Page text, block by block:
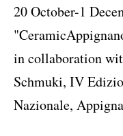
20 October-1
in collaboration
Schmuki, IV
Nazionale,